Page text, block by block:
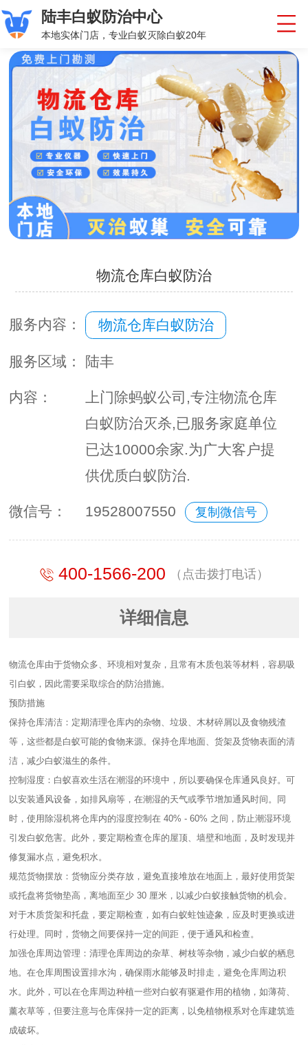
陆丰白蚁防治中心
本地实体门店，专业白蚁灭除白蚁20年
物流仓库白蚁防治
服务内容： 物流仓库白蚁防治
服务区域： 陆丰
内容：
上门除蚂蚁公司,专注物流仓库
白蚁防治灭杀,已服务家庭单位
已达10000余家.为广大客户提
供优质白蚁防治.
微信号： 19528007550 复制微信号
400-1566-200 （点击拨打电话）
详细信息
物流仓库由于货物众多、环境相对复杂，且常有木质包装等材料，容易吸
引白蚁，因此需要采取综合的防治措施。
预防措施
保持仓库清洁：定期清理仓库内的杂物、垃圾、木材碎屑以及食物残渣
等，这些都是白蚁可能的食物来源。保持仓库地面、货架及货物表面的清
洁，减少白蚁滋生的条件。
控制湿度：白蚁喜欢生活在潮湿的环境中，所以要确保仓库通风良好。可
以安装通风设备，如排风扇等，在潮湿的天气或季节增加通风时间。同
时，使用除湿机将仓库内的湿度控制在 40% - 60% 之间，防止潮湿环境
引发白蚁危害。此外，要定期检查仓库的屋顶、墙壁和地面，及时发现并
修复漏水点，避免积水。
规范货物摆放：货物应分类存放，避免直接堆放在地面上，最好使用货架
或托盘将货物垫高，离地面至少 30 厘米，以减少白蚁接触货物的机会。
对于木质货架和托盘，要定期检查，如有白蚁蛀蚀迹象，应及时更换或进
行处理。同时，货物之间要保持一定的间距，便于通风和检查。
加强仓库周边管理：清理仓库周边的杂草、树枝等杂物，减少白蚁的栖息
地。在仓库周围设置排水沟，确保雨水能够及时排走，避免仓库周边积
水。此外，可以在仓库周边种植一些对白蚁有驱避作用的植物，如薄荷、
薰衣草等，但要注意与仓库保持一定的距离，以免植物根系对仓库建筑造
成破坏。